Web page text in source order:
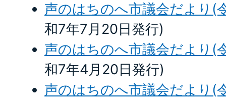
声のはちのへ市議会だより(
和7年7月20日発行)
声のはちのへ市議会だより(
和7年4月20日発行)
声のはちのへ市議会だより(